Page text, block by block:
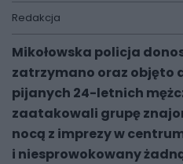
Redakcja
Mikołowska policja
zatrzymano oraz objęto
pijanych 24-letnich
zaatakowali grupę
nocą z imprezy w
i niesprowokowany